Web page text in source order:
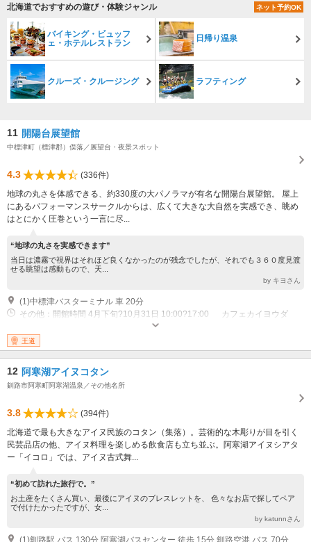
北海道でおすすめの遊び・体験ジャンル ネット予約OK
バイキング・ビュッフ
ェ・ホテルレストラン
日帰り温泉
クルーズ・クルージング ラフティング
11 開陽台展望館
中標津町（標津郡）俣落／展望台・夜景スポット
4.3
(336件)
地球の丸さを体感できる、約330度の大パノラマが有名な開陽台展望館。 屋上
にあるパフォーマンスサークルからは、広くて大きな大自然を実感でき、眺め
はとにかく圧巻という一言に尽...
“地球の丸さを実感できます”
当日は濃霧で視界はそれほど良くなかったのが残念でしたが、それでも３６０度見渡
せる眺望は感動もので、天...
by キヨさん
(1)中標津バスターミナル 車 20分
その他：開館時間 4月下旬?10月31日 10:00?17:00 カフェカイヨウダ
イ 4月下旬?10月31日 10:30?17:00 （10月は10：30?16：00まで） 定
休日 木曜日 冬季休業 11月1日?4月下旬 ※屋外展望施設は通年利用可能
王道
12 阿寒湖アイヌコタン
釧路市阿寒町阿寒湖温泉／その他名所
3.8
(394件)
北海道で最も大きなアイヌ民族のコタン（集落）。芸術的な木彫りが目を引く
民芸品店の他、アイヌ料理を楽しめる飲食店も立ち並ぶ。阿寒湖アイヌシアタ
ー「イコロ」では、アイヌ古式舞...
“初めて訪れた旅行で。”
お土産をたくさん買い、最後にアイヌのブレスレットを、 色々なお店で探してペア
で付けたかったですが、女...
by katunnさん